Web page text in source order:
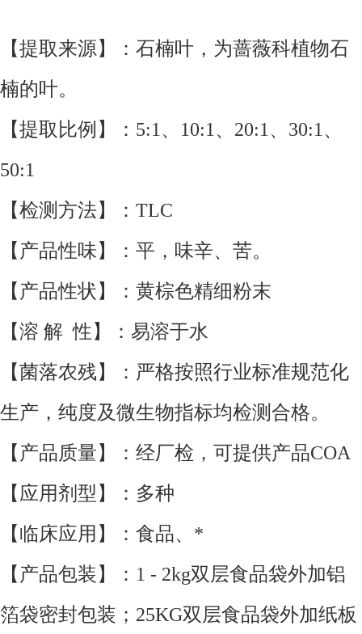
【提取来源】：石楠叶，为蔷薇科植物石
楠的叶。
【提取比例】：5:1、10:1、20:1、30:1、
50:1
【检测方法】：TLC
【产品性味】：平，味辛、苦。
【产品性状】：黄棕色精细粉末
【溶 解 性】：易溶于水
【菌落农残】：严格按照行业标准规范化
生产，纯度及微生物指标均检测合格。
【产品质量】：经厂检，可提供产品COA
【应用剂型】：多种
【临床应用】：食品、*
【产品包装】：1 - 2kg双层食品袋外加铝
箔袋密封包装；25KG双层食品袋外加纸板